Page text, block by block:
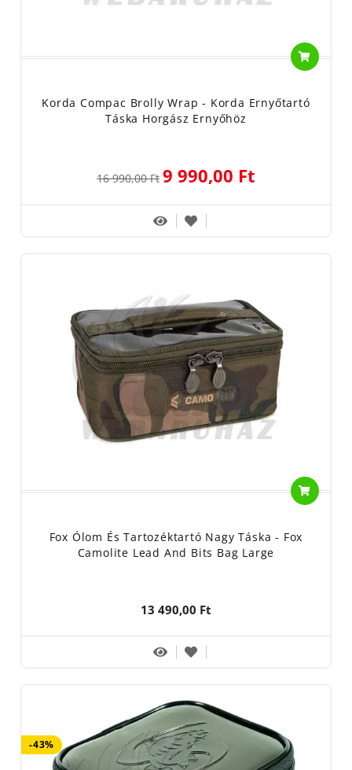
Korda Compac Brolly Wrap - Korda Ernyőtartó
Táska Horgász Ernyőhöz
16 990,00 Ft 9 990,00 Ft
Fox Ólom És Tartozéktartó Nagy Táska - Fox
Camolite Lead And Bits Bag Large
13 490,00 Ft
-43%